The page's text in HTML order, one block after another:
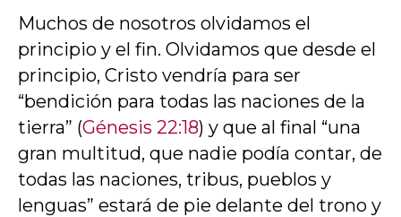
Muchos de nosotros olvidamos el
principio y el fin. Olvidamos que desde el
principio, Cristo vendría para ser
“bendición para todas las naciones de la
tierra” (Génesis 22:18) y que al final “una
gran multitud, que nadie podía contar, de
todas las naciones, tribus, pueblos y
lenguas” estará de pie delante del trono y